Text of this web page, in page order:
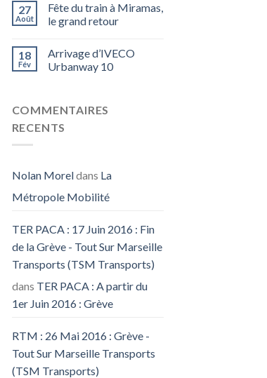
27
Août
Fête du train à Miramas,
le grand retour
18
Fév
Arrivage d’IVECO
Urbanway 10
COMMENTAIRES
RECENTS
Nolan Moreldans La
Métropole Mobilité
TER PACA : 17 Juin 2016 : Fin
de la Grève - Tout Sur Marseille
Transports (TSM Transports)
dans TER PACA : A partir du
1er Juin 2016 : Grève
RTM : 26 Mai 2016 : Grève -
Tout Sur Marseille Transports
(TSM Transports)